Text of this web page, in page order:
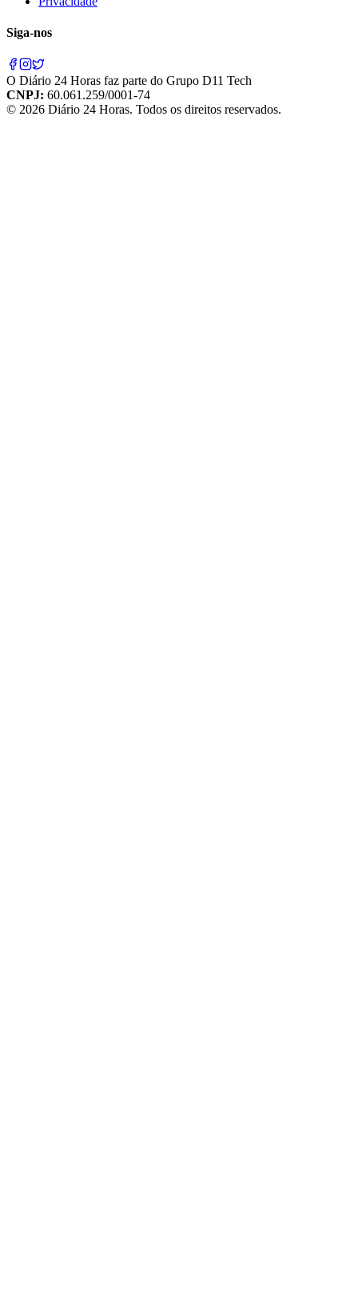
Siga-nos
O Diário 24 Horas faz parte do Grupo D11 Tech
CNPJ: 60.061.259/0001-74
© 2026 Diário 24 Horas. Todos os direitos reservados.